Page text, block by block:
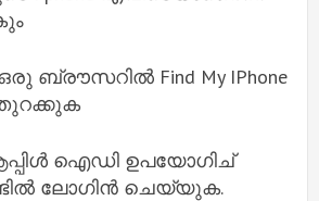
ബ്രൗസറിൽ Find My IPhone
ഐഡി ഉപയോഗിച്
ലോഗിൻ ചെയ്യുക.